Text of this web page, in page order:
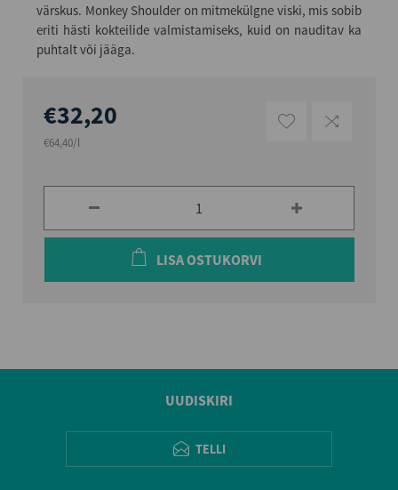
värskus. Monkey Shoulder on mitmekülgne viski, mis sobib
eriti hästi kokteilide valmistamiseks, kuid on nauditav ka
puhtalt või jääga.
€32,20
€64,40/l
LISA OSTUKORVI
UUDISKIRI
TELLI